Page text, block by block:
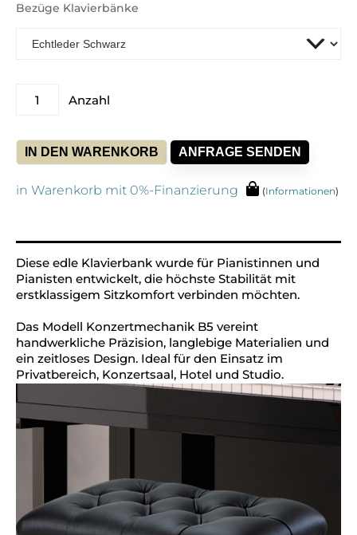
Bezüge Klavierbänke
Klavierbank
B5
&
Anzahl
IN DEN WARENKORB ANFRAGE SENDEN
in Warenkorb mit 0%-Finanzierung (Informationen)
Diese edle Klavierbank wurde für Pianistinnen und
Pianisten entwickelt, die höchste Stabilität mit
erstklassigem Sitzkomfort verbinden möchten.
Das Modell Konzertmechanik B5 vereint
handwerkliche Präzision, langlebige Materialien und
ein zeitloses Design. Ideal für den Einsatz im
Privatbereich, Konzertsaal, Hotel und Studio.